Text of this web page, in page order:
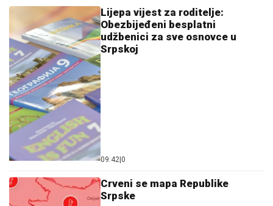
Lijepa vijest za roditelje:
Obezbijeđeni besplatni
udžbenici za sve osnovce u
Srpskoj
09:42 0
Crveni se mapa Republike
Srpske